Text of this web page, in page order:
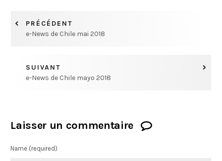
PRÉCÉDENT
e-News de Chile mai 2018
SUIVANT
e-News de Chile mayo 2018
Laisser un commentaire
Name (required)